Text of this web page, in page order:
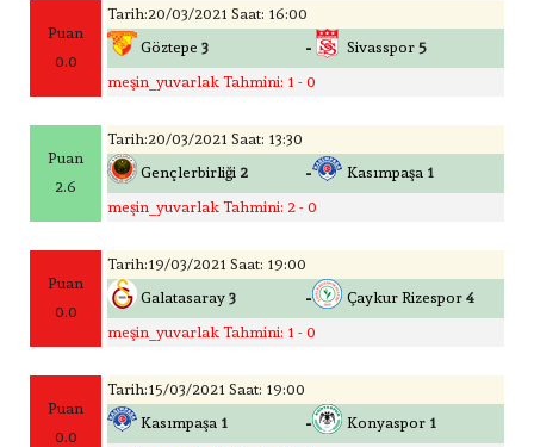
Puan
0.0
Tarih:20/03/2021 Saat: 16:00
Göztepe 3 - Sivasspor 5
meşin_yuvarlak Tahmini: 1 - 0
Puan
2.6
Tarih:20/03/2021 Saat: 13:30
Gençlerbirliği 2 - Kasımpaşa 1
meşin_yuvarlak Tahmini: 2 - 0
Puan
0.0
Tarih:19/03/2021 Saat: 19:00
Galatasaray 3 - Çaykur Rizespor 4
meşin_yuvarlak Tahmini: 1 - 0
Puan
0.0
Tarih:15/03/2021 Saat: 19:00
Kasımpaşa 1 - Konyaspor 1